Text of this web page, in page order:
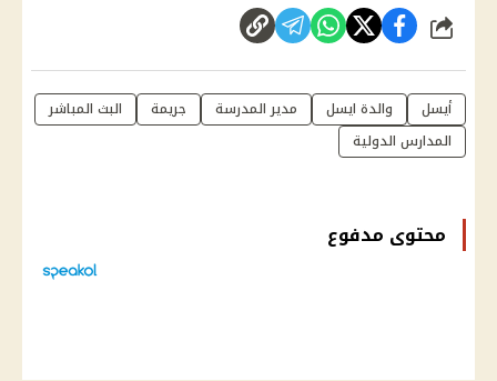
شارك
أيسل والدة ايسل مدير المدرسة جريمة
البث المباشر
المدارس الدولية
محتوى مدفوع